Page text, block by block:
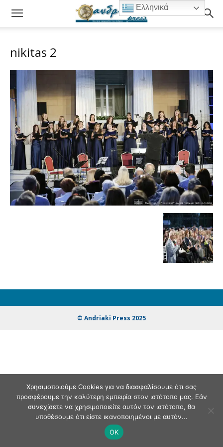
nikitas 2
© Andriaki Press 2025
Ελληνικά
Χρησιμοποιούμε Cookies για να διασφαλίσουμε ότι σας
προσφέρουμε την καλύτερη εμπειρία στον ιστότοπο μας. Εάν
συνεχίσετε να χρησιμοποιείτε αυτόν τον ιστότοπο, θα
υποθέσουμε ότι είστε ικανοποιημένοι με αυτόν...
OK